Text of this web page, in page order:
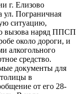
г. Елизово
ул. Пограничная
ситуацию,
вызова наряд ППСП
около дороги, и
алкогольного
средство.
документы для
в
от его 28-